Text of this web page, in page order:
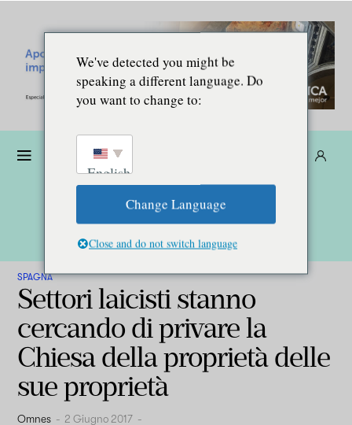
SPAGNA
Settori laicisti stanno
cercando di privare la
Chiesa della proprietà delle
sue proprietà
Omnes - 2 Giugno 2017 -
We've detected you might be
speaking a different language. Do
you want to change to:
English
Change Language
Close and do not switch language